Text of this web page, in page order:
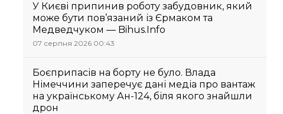
У Києві припинив роботу забудовник, який
може бути пов’язаний із Єрмаком та
Медведчуком — Bihus.Info
07 серпня 2026 00:43
Боєприпасів на борту не було. Влада
Німеччини заперечує дані медіа про вантаж
на українському Ан-124, біля якого знайшли
дрон